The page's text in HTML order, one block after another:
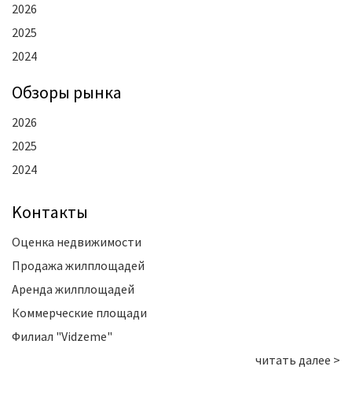
2026
2025
2024
Oбзоры рынка
2026
2025
2024
Kонтакты
Оценка недвижимости
Продажа жилплощадей
Аренда жилплощадей
Коммерческие площади
Филиал "Vidzeme"
читать далее >